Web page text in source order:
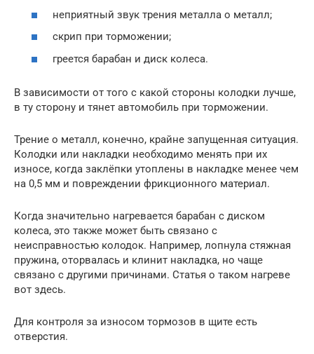
неприятный звук трения металла о металл;
скрип при торможении;
греется барабан и диск колеса.
В зависимости от того с какой стороны колодки лучше,
в ту сторону и тянет автомобиль при торможении.
Трение о металл, конечно, крайне запущенная ситуация.
Колодки или накладки необходимо менять при их
износе, когда заклёпки утоплены в накладке менее чем
на 0,5 мм и повреждении фрикционного материал.
Когда значительно нагревается барабан с диском
колеса, это также может быть связано с
неисправностью колодок. Например, лопнула стяжная
пружина, оторвалась и клинит накладка, но чаще
связано с другими причинами. Статья о таком нагреве
вот здесь.
Для контроля за износом тормозов в щите есть
отверстия.